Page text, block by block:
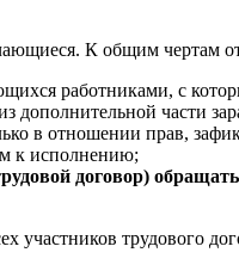
К общим чертам
работниками, с
дополнительной части
в отношении прав,
к исполнению;
договор)
участников трудового